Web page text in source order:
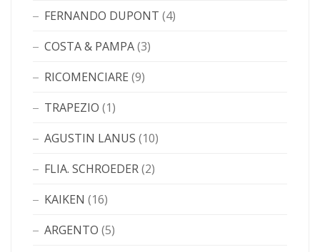
FERNANDO DUPONT (4)
COSTA & PAMPA(3)
RICOMENCIARE (9)
TRAPEZIO (1)
AGUSTIN LANUS (10)
FLIA. SCHROEDER(2)
KAIKEN (16)
ARGENTO (5)